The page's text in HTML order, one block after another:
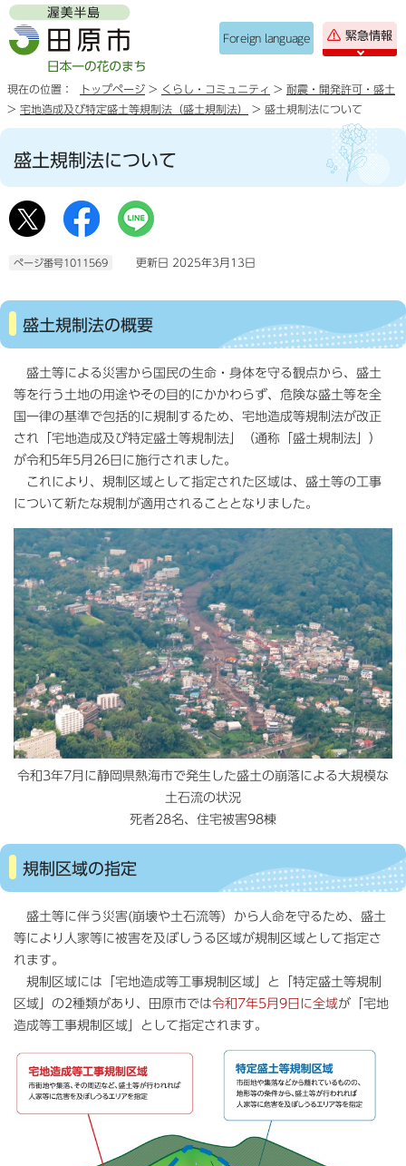
Foreign language 緊急情報
現在の位置： トップページ > くらし・コミュニティ > 耐震・開発許可・盛土
> 宅地造成及び特定盛土等規制法（盛土規制法） > 盛土規制法について
盛土規制法について
ページ番号1011569 更新日 2025年3月13日
盛土規制法の概要
盛土等による災害から国民の生命・身体を守る観点から、盛土
等を行う土地の用途やその目的にかかわらず、危険な盛土等を全
国一律の基準で包括的に規制するため、宅地造成等規制法が改正
され「宅地造成及び特定盛土等規制法」（通称「盛土規制法」）
が令和5年5月26日に施行されました。
これにより、規制区域として指定された区域は、盛土等の工事
について新たな規制が適用されることとなりました。
令和3年7月に静岡県熱海市で発生した盛土の崩落による大規模な
土石流の状況
死者28名、住宅被害98棟
規制区域の指定
盛土等に伴う災害(崩壊や土石流等）から人命を守るため、盛土
等により人家等に被害を及ぼしうる区域が規制区域として指定さ
れます。
規制区域には「宅地造成等工事規制区域」と「特定盛土等規制
区域」の2種類があり、田原市では令和7年5月9日に全域が「宅地
造成等工事規制区域」として指定されます。